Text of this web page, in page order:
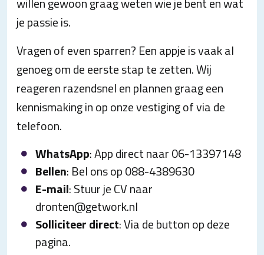
je passie is.
Vragen of even sparren? Een appje is vaak al
genoeg om de eerste stap te zetten. Wij
reageren razendsnel en plannen graag een
kennismaking in op onze vestiging of via de
telefoon.
WhatsApp: App direct naar 06-13397148
Bellen: Bel ons op 088-4389630
E-mail: Stuur je CV naar
dronten@getwork.nl
Solliciteer direct: Via de button op deze
pagina.